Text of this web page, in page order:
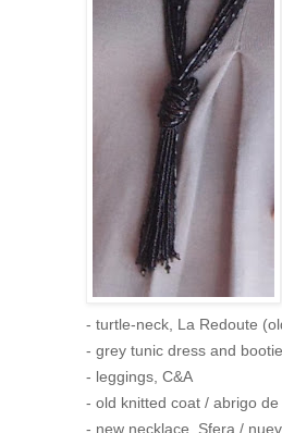
- turtle-neck, La Redoute
- grey tunic dress and
- leggings, C&A
- old knitted coat / abrigo
- new necklace, Sfera /